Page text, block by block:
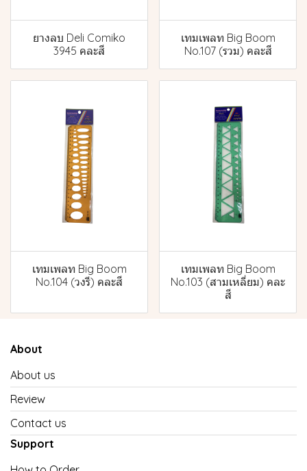
ยางลบ Deli Comiko
3945 คละสี
เทมเพลท Big Boom
No.107 (รวม) คละสี
เทมเพลท Big Boom
No.104 (วงรี) คละสี
เทมเพลท Big Boom
No.103 (สามเหลี่ยม) คละ
สี
About
About us
Review
Contact us
Support